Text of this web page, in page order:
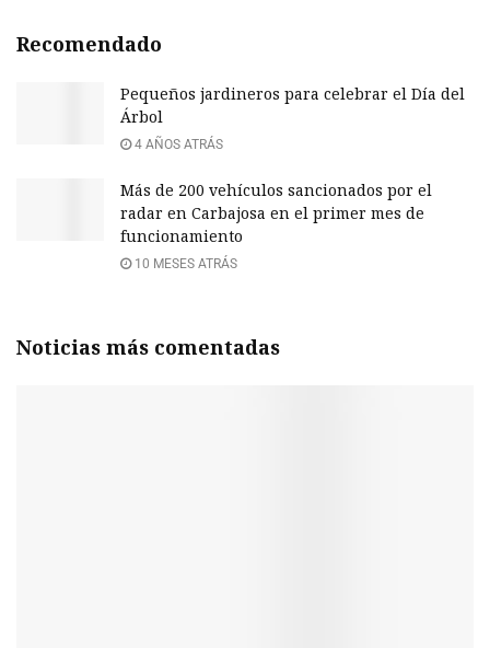
Recomendado
Pequeños jardineros para celebrar el Día del
Árbol
4 AÑOS ATRÁS
Más de 200 vehículos sancionados por el
radar en Carbajosa en el primer mes de
funcionamiento
10 MESES ATRÁS
Noticias más comentadas